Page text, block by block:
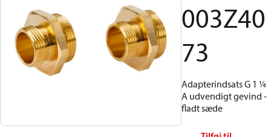
003Z40
73
Adapterindsats G 1 ¼
A udvendigt gevind -
fladt sæde